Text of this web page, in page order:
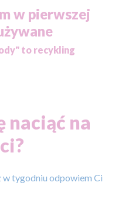
w pierwszej
to recykling
naciąć na
w tygodniu odpowiem Ci